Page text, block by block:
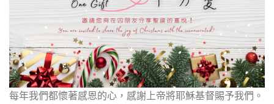
每年我們都懷著感恩的心，感謝上帝將耶穌基督賜予我們。